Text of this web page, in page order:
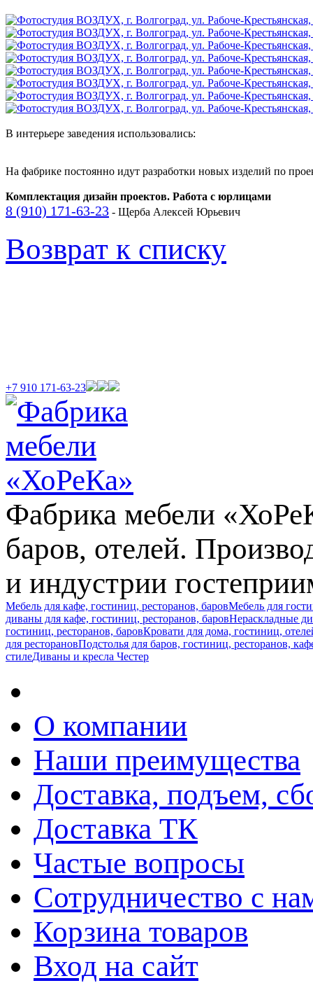
В интерьере заведения использовались:
На фабрике постоянно идут разработки новых изделий по
Комплектация дизайн проектов. Работа с юрлицами
8 (910) 171-63-23 - Щерба Алексей Юрьевич
Возврат к списку
+7 910 171-63-23
Фабрика мебели
баров, отелей.
и индустрии
Мебель для кафе, гостиниц, ресторанов, баровМебель для
диваны для кафе, гостиниц, ресторанов, баровНераскладные
гостиниц, ресторанов, баровКровати для дома, гостиниц,
для ресторановПодстолья для баров, гостиниц, ресторанов,
стилеДиваны и кресла Честер
О компании
Наши преимущества
Доставка, подъем,
Доставка ТК
Частые вопросы
Сотрудничество с
Корзина товаров
Вход на сайт